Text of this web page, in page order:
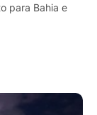
para Bahia e